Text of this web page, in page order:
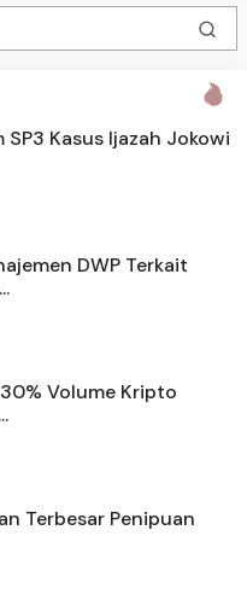
Kasus Ijazah Jokowi
DWP Terkait
Volume Kripto
Terbesar Penipuan